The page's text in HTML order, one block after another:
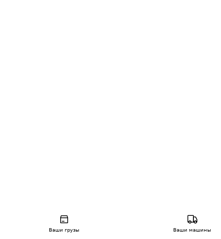
Ваши грузы Ваши машины